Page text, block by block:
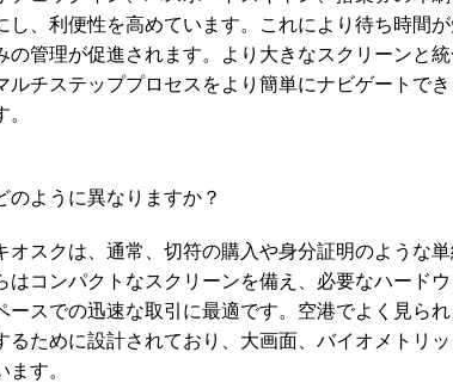
、利便性を高めています。これにより待ち時間
管理が促進されます。より大きなスクリーンと
チステッププロセスをより簡単にナビゲートでき
。
ように異なりますか？
スクは、通常、切符の購入や身分証明のような
コンパクトなスクリーンを備え、必要なハードウ
スでの迅速な取引に最適です。空港でよく見られ
ために設計されており、大画面、バイオメトリッ
ます。